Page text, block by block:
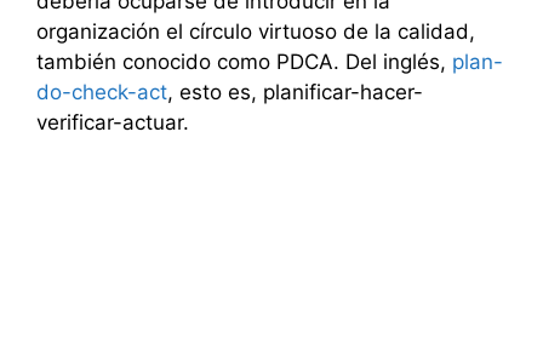
organización el círculo virtuoso de la calidad,
también conocido como PDCA. Del inglés, plan-
do-check-act, esto es, planificar-hacer-
verificar-actuar.